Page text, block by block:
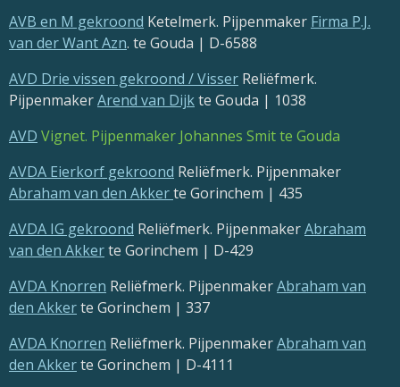
AVB en M gekroond Ketelmerk. Pijpenmaker Firma P.J.
van der Want Azn. te Gouda | D-6588
AVD Drie vissen gekroond / Visser Reliëfmerk.
PijpenmakerArend van Dijkte Gouda | 1038
AVD Vignet. Pijpenmaker Johannes Smit te Gouda
AVDA Eierkorf gekroond Reliëfmerk. Pijpenmaker
Abraham van den Akkerte Gorinchem | 435
AVDA IG gekroond Reliëfmerk. PijpenmakerAbraham
van den Akkerte Gorinchem | D-429
AVDA Knorren Reliëfmerk. PijpenmakerAbraham van
den Akkerte Gorinchem | 337
AVDA Knorren Reliëfmerk. PijpenmakerAbraham van
den Akkerte Gorinchem | D-4111